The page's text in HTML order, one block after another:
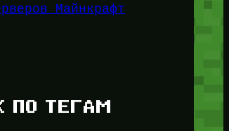
Майнкрафт
ПО ТЕГАМ